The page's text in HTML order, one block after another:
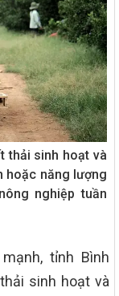
thải sinh hoạt và
hoặc năng lượng
nghiệp tuần
tỉnh Bình
sinh hoạt và